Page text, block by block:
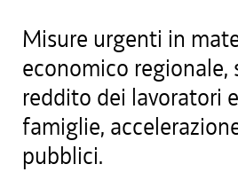
Misure urgenti in
economico regionale,
reddito dei lavoratori
famiglie,
pubblici.